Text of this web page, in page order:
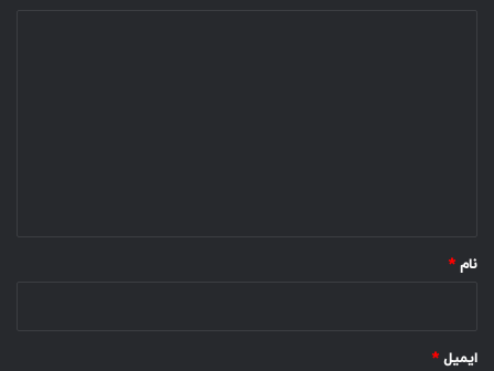
نام *
ایمیل *